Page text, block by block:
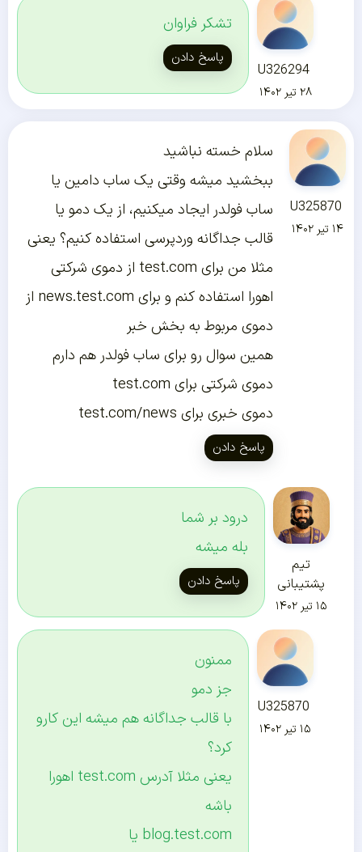
U326294
۲۸ تیر ۱۴۰۲
تشکر فراوان
پاسخ دادن
U325870
۱۴ تیر ۱۴۰۲
سلام خسته نباشید
ببخشید میشه وقتی یک ساب دامین یا
ساب فولدر ایجاد میکنیم، از یک دمو یا
قالب جداگانه وردپرسی استفاده کنیم؟ یعنی
مثلا من برای test.com از دموی شرکتی
اهورا استفاده کنم و برای news.test.com از
دموی مربوط به بخش خبر
همین سوال رو برای ساب فولدر هم دارم
دموی شرکتی برای test.com
دموی خبری برای test.com/news
پاسخ دادن
تیم
پشتیبانی
۱۵ تیر ۱۴۰۲
درود بر شما
بله میشه
پاسخ دادن
U325870
۱۵ تیر ۱۴۰۲
ممنون
جز دمو
با قالب جداگانه هم میشه این کارو
کرد؟
یعنی مثلا آدرس test.com اهورا
باشه
blog.test.com یا